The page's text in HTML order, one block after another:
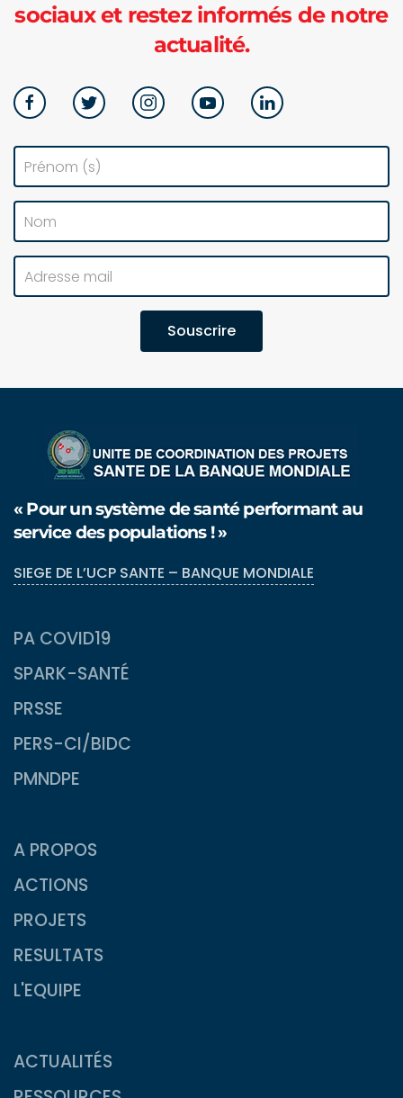
sociaux et restez informés de notre
actualité.
Souscrire
« Pour un système de santé performant au
service des populations ! »
SIEGE DE L’UCP SANTE – BANQUE MONDIALE
PA COVID19
SPARK-SANTÉ
PRSSE
PERS-CI/BIDC
PMNDPE
A PROPOS
ACTIONS
PROJETS
RESULTATS
L'EQUIPE
ACTUALITÉS